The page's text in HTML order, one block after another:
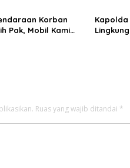
Korban
Pak, Mobil Kami
Kapolda
Ruas yang wajib ditandai *